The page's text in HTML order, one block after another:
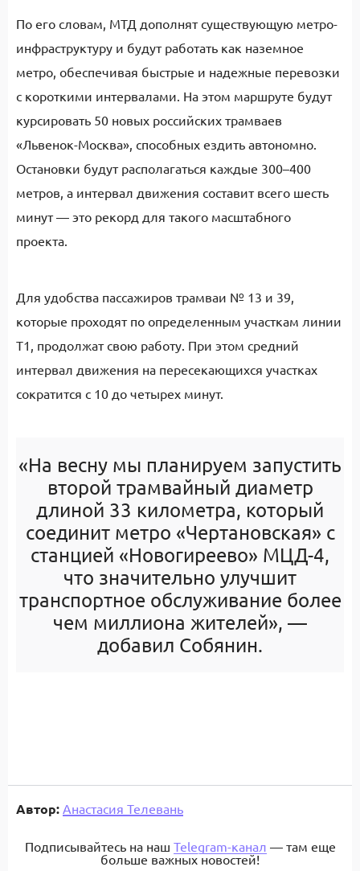
По его словам, МТД дополнят существующую метро-
инфраструктуру и будут работать как наземное
метро, обеспечивая быстрые и надежные перевозки
с короткими интервалами. На этом маршруте будут
курсировать 50 новых российских трамваев
«Львенок-Москва», способных ездить автономно.
Остановки будут располагаться каждые 300–400
метров, а интервал движения составит всего шесть
минут — это рекорд для такого масштабного
проекта.
Для удобства пассажиров трамваи № 13 и 39,
которые проходят по определенным участкам линии
Т1, продолжат свою работу. При этом средний
интервал движения на пересекающихся участках
сократится с 10 до четырех минут.
«На весну мы планируем запустить
второй трамвайный диаметр
длиной 33 километра, который
соединит метро «Чертановская» с
станцией «Новогиреево» МЦД-4,
что значительно улучшит
транспортное обслуживание более
чем миллиона жителей», —
добавил Собянин.
Автор: Анастасия Телевань
Подписывайтесь на наш Telegram-канал — там еще
больше важных новостей!